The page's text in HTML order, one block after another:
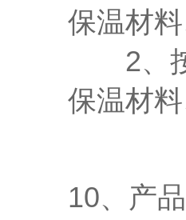
保温材
2、按
保温材
10、产